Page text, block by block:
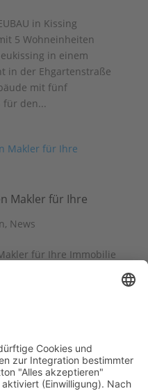
in Kissing
5 Wohneinheiten
in einem
in der Ehgartenstraße
mit fünf
für den...
Makler für Ihre
, News
für Ihre Immobilie
geschützter Beruf